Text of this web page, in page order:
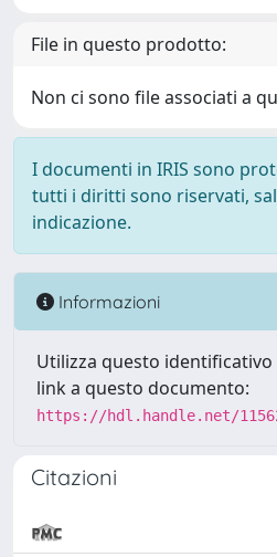
File in questo prodotto:
Non ci sono file associati a
I documenti in IRIS sono
tutti i diritti sono riservati,
indicazione.
Informazioni
Utilizza questo
link a questo documento:
https://hdl.handle.net/
Citazioni